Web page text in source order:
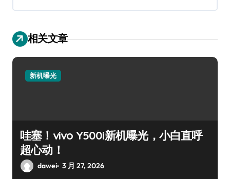
相关文章
新机曝光
哇塞！vivo Y500i新机曝光，小白直呼
超心动！
dawei 3 月 27, 2026